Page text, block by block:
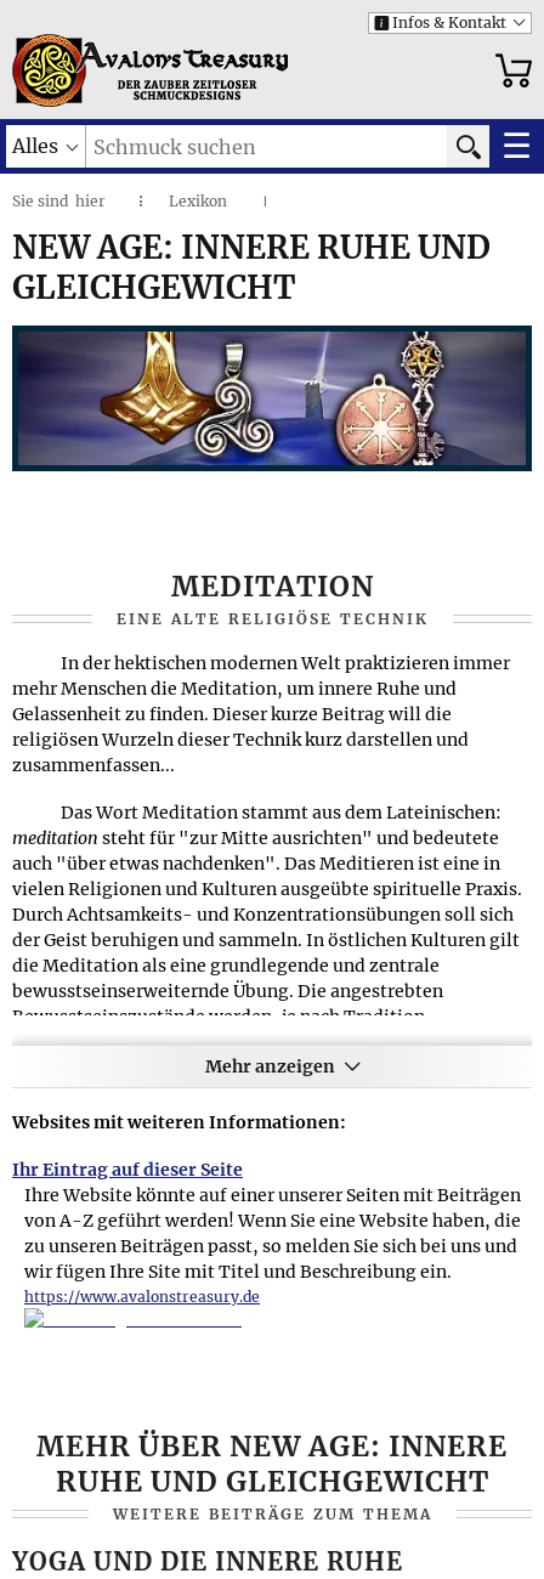
i Infos & Kontakt
Alles ☰
Sie sind hier ◌ Lexikon I
NEW AGE: INNERE RUHE UND
GLEICHGEWICHT
MEDITATION
EINE ALTE RELIGIÖSE TECHNIK
In der hektischen modernen Welt praktizieren immer
mehr Menschen die Meditation, um innere Ruhe und
Gelassenheit zu finden. Dieser kurze Beitrag will die
religiösen Wurzeln dieser Technik kurz darstellen und
zusammenfassen...
Das Wort Meditation stammt aus dem Lateinischen:
meditation steht für "zur Mitte ausrichten" und bedeutete
auch "über etwas nachdenken". Das Meditieren ist eine in
vielen Religionen und Kulturen ausgeübte spirituelle Praxis.
Durch Achtsamkeits- und Konzentrationsübungen soll sich
der Geist beruhigen und sammeln. In östlichen Kulturen gilt
die Meditation als eine grundlegende und zentrale
bewusstseinserweiternde Übung. Die angestrebten
Bewusstseinszustände werden, je nach Tradition,
unterschiedlich beschrieben: Oft werden Begriffe wieStille,
Leere, Panorama-Bewusstsein, Eins-Sein, im Hier und Jetzt sein
oderfrei von Gedanken seinverwendet.
höchste Ziel die Erleuchtung oder das Erreichen des Nirwana.
In christlichen, islamischen und jüdischen Traditionen ist das
höchste Ziel der meditativen Praxis das unmittelbare
Erfahren des Göttlichen. Meditation als spirituelle Praxis ist
immer auch in unterschiedliche religiöse, psychologische
und ethische Lehrgebäude eingebunden. In westlichen
Ländern wird die Meditation auch unabhängig von religiösen
Nachdenken über ein Thema oder die Resultate eines
Denkprozesses.
Veröffentlicht am: 01.03.1999
Mehr anzeigen
Websites mit weiteren Informationen:
Ihr Eintrag auf dieser Seite
Ihre Website könnte auf einer unserer Seiten mit Beiträgen
von A-Z geführt werden! Wenn Sie eine Website haben, die
zu unseren Beiträgen passt, so melden Sie sich bei uns und
wir fügen Ihre Site mit Titel und Beschreibung ein.
https://www.avalonstreasury.de
MEHR ÜBER NEW AGE: INNERE
RUHE UND GLEICHGEWICHT
WEITERE BEITRÄGE ZUM THEMA
YOGA UND DIE INNERE RUHE